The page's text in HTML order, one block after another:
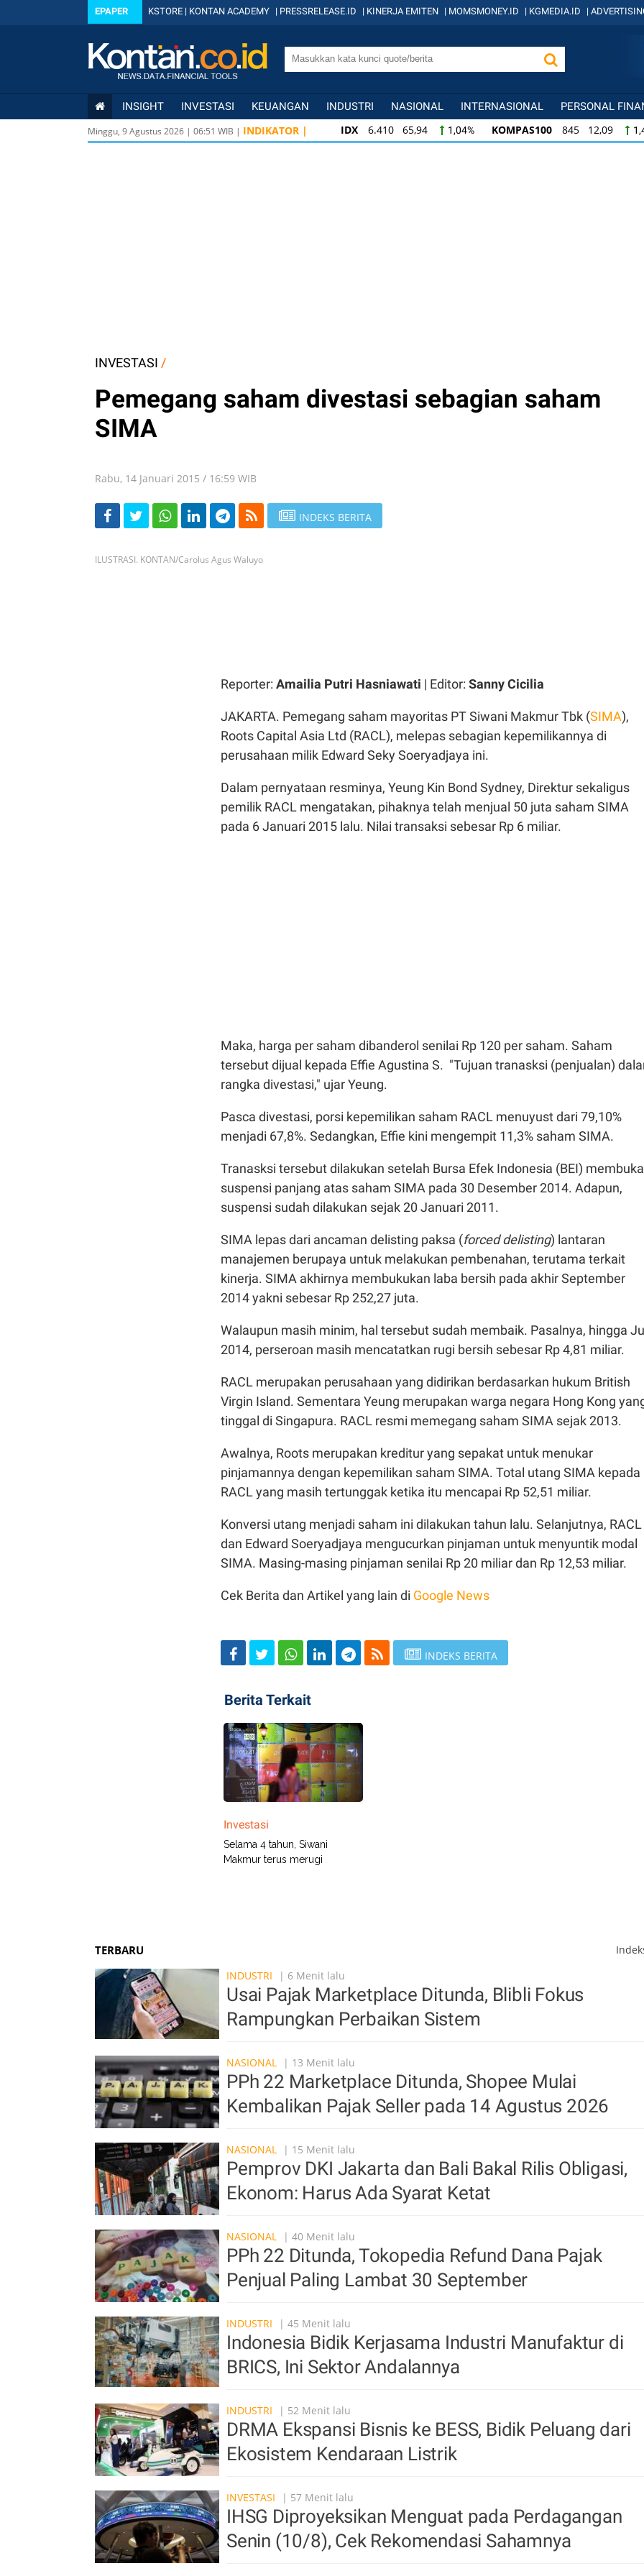
EPAPER KSTORE | KONTAN ACADEMY | PRESSRELEASE.ID | KINERJA EMITEN | MOMSMONEY.ID | KGMEDIA.ID |
INSIGHT INVESTASI KEUANGAN INDUSTRI NASIONAL INTERNASIONAL PERSONAL
Minggu, 9 Agustus 2026 | 06:51 WIB | INDIKATOR | IDX 6.410 65,94 1,04% KOMPAS100 845 12,09
KOMPAS100 845 12,09 1,45% LQ45 640 9,44
INVESTASI /
Pemegang saham divestasi sebagian saham
SIMA
Rabu, 14 Januari 2015 / 16:59 WIB
INDEKS BERITA
ILUSTRASI. KONTAN/Carolus Agus Waluyo
Reporter: Amailia Putri Hasniawati | Editor: Sanny Cicilia
JAKARTA. Pemegang saham mayoritas PT Siwani Makmur Tbk (SIMA),
Roots Capital Asia Ltd (RACL), melepas sebagian kepemilikannya di
perusahaan milik Edward Seky Soeryadjaya ini.
Dalam pernyataan resminya, Yeung Kin Bond Sydney, Direktur sekaligus
pemilik RACL mengatakan, pihaknya telah menjual 50 juta saham SIMA
pada 6 Januari 2015 lalu. Nilai transaksi sebesar Rp 6 miliar.
Maka, harga per saham dibanderol senilai Rp 120 per saham. Saham
tersebut dijual kepada Effie Agustina S. "Tujuan tranasksi (penjualan)
rangka divestasi," ujar Yeung.
Pasca divestasi, porsi kepemilikan saham RACL menuyust dari 79,10%
menjadi 67,8%. Sedangkan, Effie kini mengempit 11,3% saham SIMA.
Tranasksi tersebut dilakukan setelah Bursa Efek Indonesia (BEI) membuka
suspensi panjang atas saham SIMA pada 30 Desember 2014. Adapun,
suspensi sudah dilakukan sejak 20 Januari 2011.
SIMA lepas dari ancaman delisting paksa (forced delisting) lantaran
manajemen berupaya untuk melakukan pembenahan, terutama terkait
kinerja. SIMA akhirnya membukukan laba bersih pada akhir September
2014 yakni sebesar Rp 252,27 juta.
Walaupun masih minim, hal tersebut sudah membaik. Pasalnya, hingga
2014, perseroan masih mencatatkan rugi bersih sebesar Rp 4,81 miliar.
RACL merupakan perusahaan yang didirikan berdasarkan hukum British
Virgin Island. Sementara Yeung merupakan warga negara Hong Kong
tinggal di Singapura. RACL resmi memegang saham SIMA sejak 2013.
Awalnya, Roots merupakan kreditur yang sepakat untuk menukar
pinjamannya dengan kepemilikan saham SIMA. Total utang SIMA kepada
RACL yang masih tertunggak ketika itu mencapai Rp 52,51 miliar.
Konversi utang menjadi saham ini dilakukan tahun lalu. Selanjutnya, RACL
dan Edward Soeryadjaya mengucurkan pinjaman untuk menyuntik modal
SIMA. Masing-masing pinjaman senilai Rp 20 miliar dan Rp 12,53 miliar.
Cek Berita dan Artikel yang lain di Google News
INDEKS BERITA
Berita Terkait
Investasi
Selama 4 tahun, Siwani
Makmur terus merugi
TERBARU
INDUSTRI
| 6 Menit lalu
Usai Pajak Marketplace Ditunda, Blibli Fokus
Rampungkan Perbaikan Sistem
NASIONAL | 13 Menit lalu
PPh 22 Marketplace Ditunda, Shopee Mulai
Kembalikan Pajak Seller pada 14 Agustus 2026
NASIONAL | 15 Menit lalu
Pemprov DKI Jakarta dan Bali Bakal Rilis Obligasi,
Ekonom: Harus Ada Syarat Ketat
NASIONAL | 40 Menit lalu
PPh 22 Ditunda, Tokopedia Refund Dana Pajak
Penjual Paling Lambat 30 September
INDUSTRI | 45 Menit lalu
Indonesia Bidik Kerjasama Industri Manufaktur di
BRICS, Ini Sektor Andalannya
INDUSTRI | 52 Menit lalu
DRMA Ekspansi Bisnis ke BESS, Bidik Peluang dari
Ekosistem Kendaraan Listrik
INVESTASI | 57 Menit lalu
IHSG Diproyeksikan Menguat pada Perdagangan
Senin (10/8), Cek Rekomendasi Sahamnya